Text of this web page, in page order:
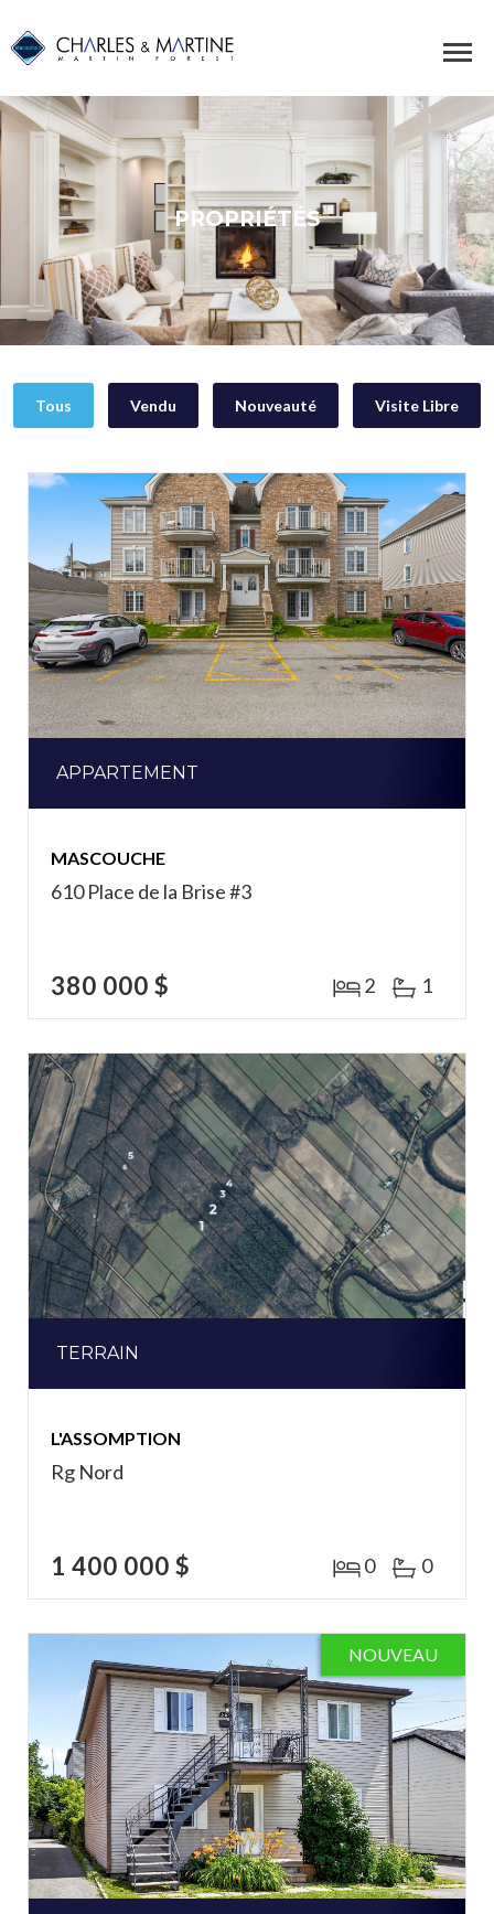
PROPRIÉTÉS
Tous Vendu Nouveauté Visite Libre
APPARTEMENT
MASCOUCHE
610 Place de la Brise #3
380 000 $ 2 1
TERRAIN
L'ASSOMPTION
Rg Nord
1 400 000 $ 0 0
NOUVEAU